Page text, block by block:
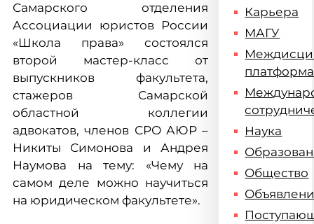
Самарского отделения
Ассоциации юристов России
«Школа права» состоялся
второй мастер-класс от
выпускников факультета,
стажеров Самарской
областной коллегии
адвокатов, членов СРО АЮР –
Никиты Симонова и Андрея
Наумова на тему: «Чему на
самом деле можно научиться
на юридическом факультете».
Карьера
МАГУ
платформа
Наука
Общество